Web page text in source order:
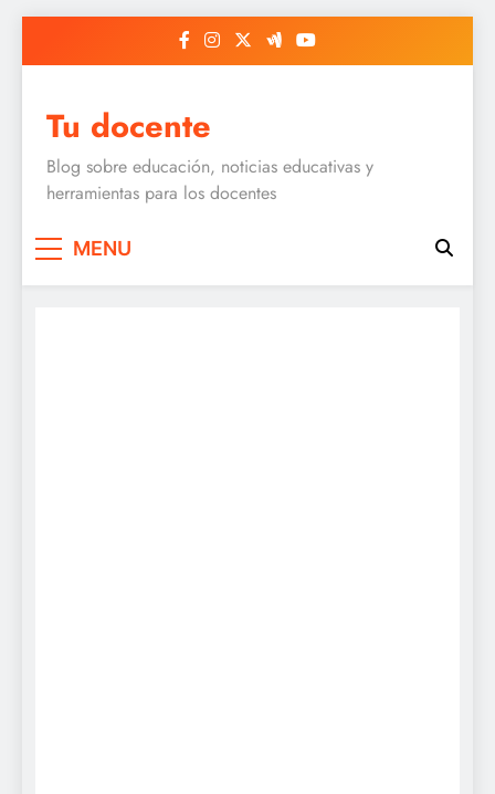
Tu docente
Blog sobre educación, noticias educativas y
herramientas para los docentes
MENU